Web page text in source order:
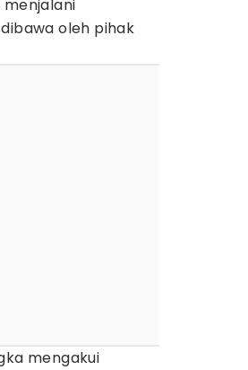
oleh pihak
mengakui